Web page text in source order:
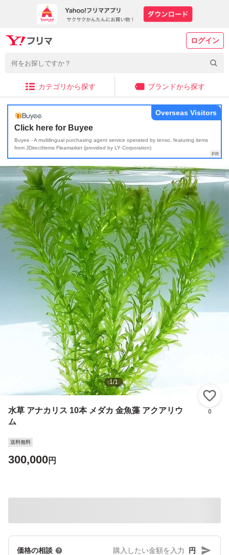
ログイン
カテゴリから探す ブランドから探す
Click here for Buyee
Buyee - A multilingual purchasing agent service operated by tenso, featuring items
from JDirectItems Fleamarket (provided by LY Corporation)
Overseas Visitors
1/1
水草 アナカリス 10本 メダカ 金魚藻 アクアリウ
ム
0
送料無料
300,000円
価格の相談 円